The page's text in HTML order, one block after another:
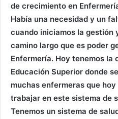
de crecimiento en
Había una necesidad y un
cuando iniciamos la gestión
camino largo que es poder
Enfermería. Hoy tenemos la
Educación Superior donde
muchas enfermeras que
trabajar en este sistema de
Tenemos un sistema de